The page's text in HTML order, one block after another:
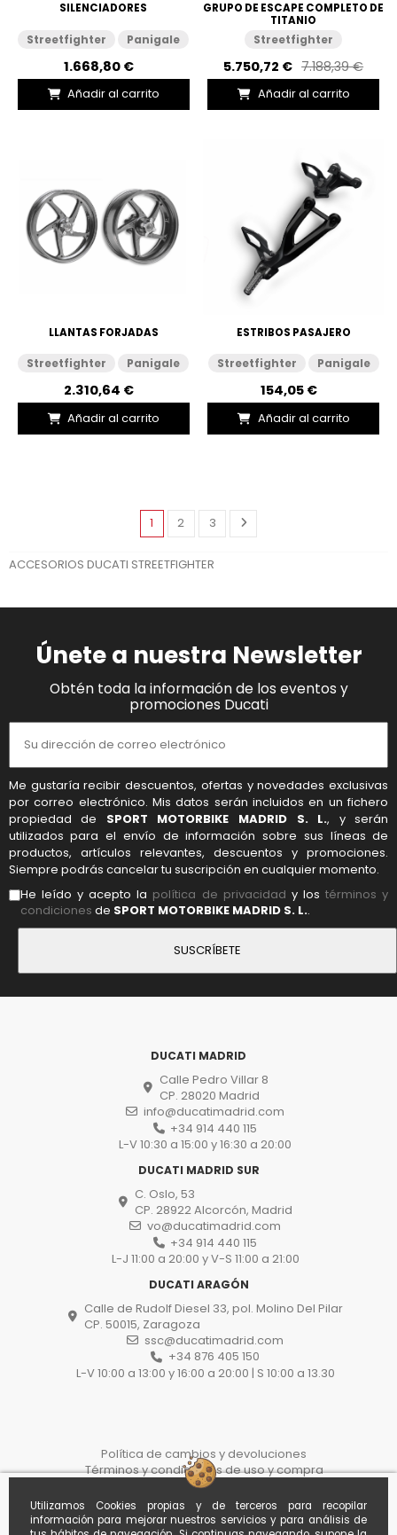
Utilizamos Cookies propias y de terceros para recopilar
información para mejorar nuestros servicios y para análisis de
SILENCIADORES
Streetfighter Panigale
1.668,80 €
Añadir al carrito
GRUPO DE ESCAPE COMPLETO DE
TITANIO
Streetfighter
5.750,72 € 7.188,39 €
Añadir al carrito
LLANTAS FORJADAS
Streetfighter Panigale
2.310,64 €
Añadir al carrito
ESTRIBOS PASAJERO
Streetfighter Panigale
154,05 €
Añadir al carrito
1 2 3
ACCESORIOS DUCATI STREETFIGHTER
Únete a nuestra Newsletter
Obtén toda la información de los eventos y
promociones Ducati
Me gustaría recibir descuentos, ofertas y novedades exclusivas
por correo electrónico. Mis datos serán incluidos en un fichero
propiedad de SPORT MOTORBIKE MADRID S. L., y serán
utilizados para el envío de información sobre sus líneas de
productos, artículos relevantes, descuentos y promociones.
Siempre podrás cancelar tu suscripción en cualquier momento.
He leído y acepto la política de privacidad y lostérminos y
condiciones de SPORT MOTORBIKE MADRID S. L..
DUCATI MADRID
Calle Pedro Villar 8
CP. 28020 Madrid
info@ducatimadrid.com
+34 914 440 115
L-V 10:30 a 15:00 y 16:30 a 20:00
DUCATI MADRID SUR
C. Oslo, 53
CP. 28922 Alcorcón, Madrid
vo@ducatimadrid.com
+34 914 440 115
L-J 11:00 a 20:00 y V-S 11:00 a 21:00
DUCATI ARAGÓN
Calle de Rudolf Diesel 33, pol. Molino Del Pilar
CP. 50015, Zaragoza
ssc@ducatimadrid.com
+34 876 405 150
L-V 10:00 a 13:00 y 16:00 a 20:00 | S 10:00 a 13.30
Política de cambios y devoluciones
Términos y condiciones de uso y compra
Política de privacidad y protección de datos
Proceso de compra
Politica de cookies